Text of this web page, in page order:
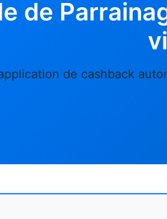
de
de cashback